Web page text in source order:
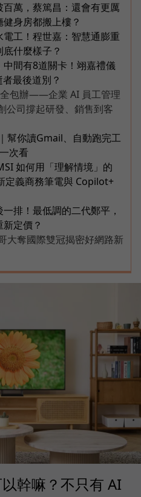
萬，蔡篤昌：還會有更厲
身房都搬上樓？
工！程世嘉：智慧通膨重
什麼樣子？
間有8道關卡！翊嘉禮儀
最後道別？
包辦——企業 AI 員工管理
公司撐起研發、銷售到客
幫你讀Gmail、自動跑完工
次看
如何用「理解情境」的
定義商務筆電與 Copilot+
排！最低調的二代鄭平，
定價？
大奪國際雙冠揭密好網路新
幹嘛？不只有 AI